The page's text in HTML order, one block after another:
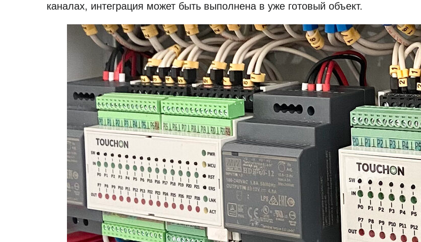
каналах, интеграция может быть выполнена в уже готовый объект.